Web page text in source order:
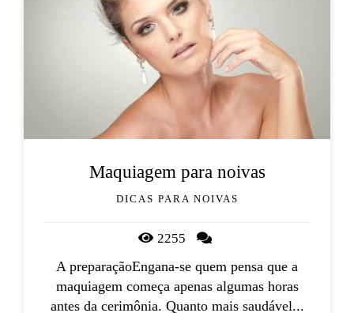
Maquiagem para noivas
DICAS PARA NOIVAS
2255
A preparaçãoEngana-se quem pensa que a
maquiagem começa apenas algumas horas
antes da cerimônia. Quanto mais saudável...